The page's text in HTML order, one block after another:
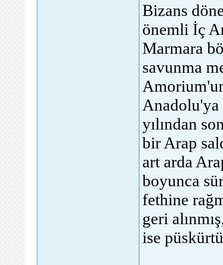
Bizans
önemli İç
Marmara
savunma
Anadolu'ya
yılından
bir Arap
art arda
boyunca
fethine
geri
ise